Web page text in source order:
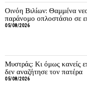
Οινόη Βιλίων: Θαμμένα
παράνομο οπλοστάσιο σε
05/08/2026
Μυστράς: Κι όμως κανείς
δεν αναζήτησε τον πατέρα
05/08/2026